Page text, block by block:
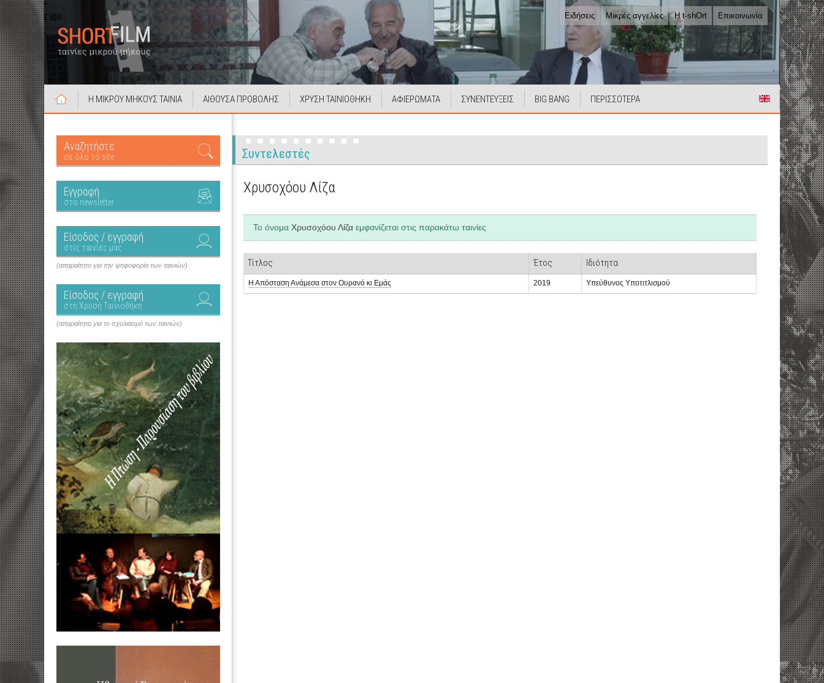
Ειδήσεις Μικρές αγγελίες Η t-shOrt Επικοινωνία
Η ΜΙΚΡΟΥ ΜΗΚΟΥΣ ΤΑΙΝΙΑ ΑΙΘΟΥΣΑ ΠΡΟΒΟΛΗΣ ΧΡΥΣΗ ΤΑΙΝΙΟΘΗΚΗ ΑΦΙΕΡΩΜΑΤΑ ΣΥΝΕΝΤΕΥΞΕΙΣ BIG BANG ΠΕΡΙΣΣΟΤΕΡΑ
Αναζητήστε
σε όλο το site
Εγγραφή
στο newsletter
Είσοδος / εγγραφή
στις ταινίες μας
(απαραίτητο για την ψηφοφορία των ταινιών)
Είσοδος / εγγραφή
στη Χρυσή Ταινιοθήκη
(απαραίτητο για το σχολιασμό των ταινιών)
Συντελεστές
Χρυσοχόου Λίζα
Το όνομα Χρυσοχόου Λίζα εμφανίζεται στις παρακάτω ταινίες
Τίτλος Έτος Ιδιότητα
Η Απόσταση Ανάμεσα στον Ουρανό κι Εμάς 2019 Υπεύθυνος Υποτιτλισμού